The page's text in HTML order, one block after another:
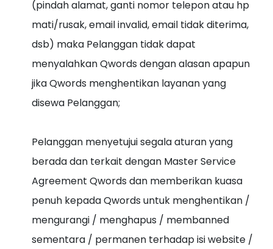
(pindah alamat, ganti nomor telepon atau hp
mati/rusak, email invalid, email tidak diterima,
dsb) maka Pelanggan tidak dapat
menyalahkan Qwords dengan alasan apapun
jika Qwords menghentikan layanan yang
disewa Pelanggan;
Pelanggan menyetujui segala aturan yang
berada dan terkait dengan Master Service
Agreement Qwords dan memberikan kuasa
penuh kepada Qwords untuk menghentikan /
mengurangi / menghapus / membanned
sementara / permanen terhadap isi website /